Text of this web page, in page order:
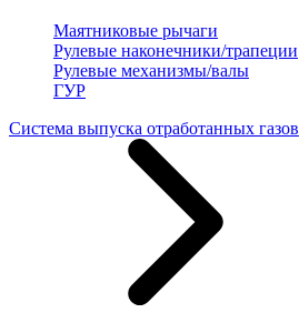
Маятниковые рычаги
Рулевые наконечники/трапеции
Рулевые механизмы/валы
ГУР
Система выпуска отработанных газов